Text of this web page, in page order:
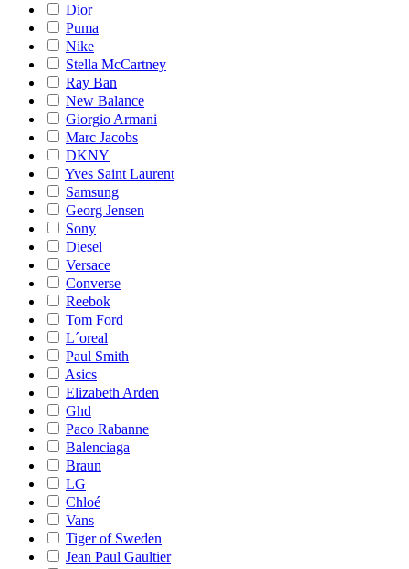
Dior
Puma
Nike
Stella McCartney
Ray Ban
New Balance
Giorgio Armani
Marc Jacobs
DKNY
Yves Saint Laurent
Samsung
Georg Jensen
Sony
Diesel
Versace
Converse
Reebok
Tom Ford
L´oreal
Paul Smith
Asics
Elizabeth Arden
Ghd
Paco Rabanne
Balenciaga
Braun
LG
Chloé
Vans
Tiger of Sweden
Jean Paul Gaultier